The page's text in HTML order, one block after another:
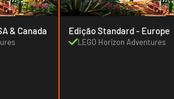
- USA & Canada Edição Standard - Europe
LEGO Horizon Adventures